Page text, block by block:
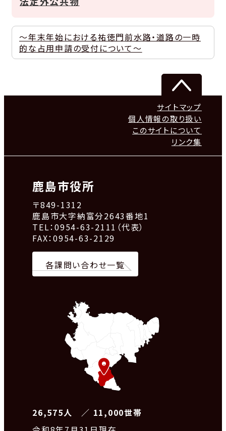
～年末年始における祐徳門前水路・道路の一時
的な占用申請の受付について～
サイトマップ
個人情報の取り扱い
このサイトについて
リンク集
鹿島市役所
〒849-1312
鹿島市大字納富分2643番地1
TEL：0954-63-2111（代表）
FAX：0954-63-2129
各課問い合わせ一覧
26,575人 ／ 11,000世帯